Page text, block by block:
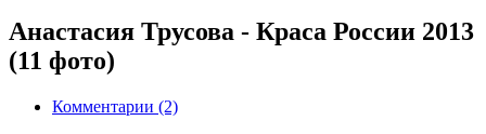
Анастасия Трусова - Краса России 2013
(11 фото)
Комментарии (2)